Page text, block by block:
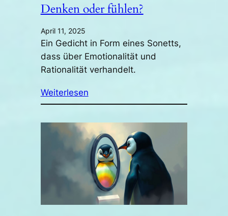
Denken oder fühlen?
April 11, 2025
Ein Gedicht in Form eines Sonetts,
dass über Emotionalität und
Rationalität verhandelt.
Weiterlesen